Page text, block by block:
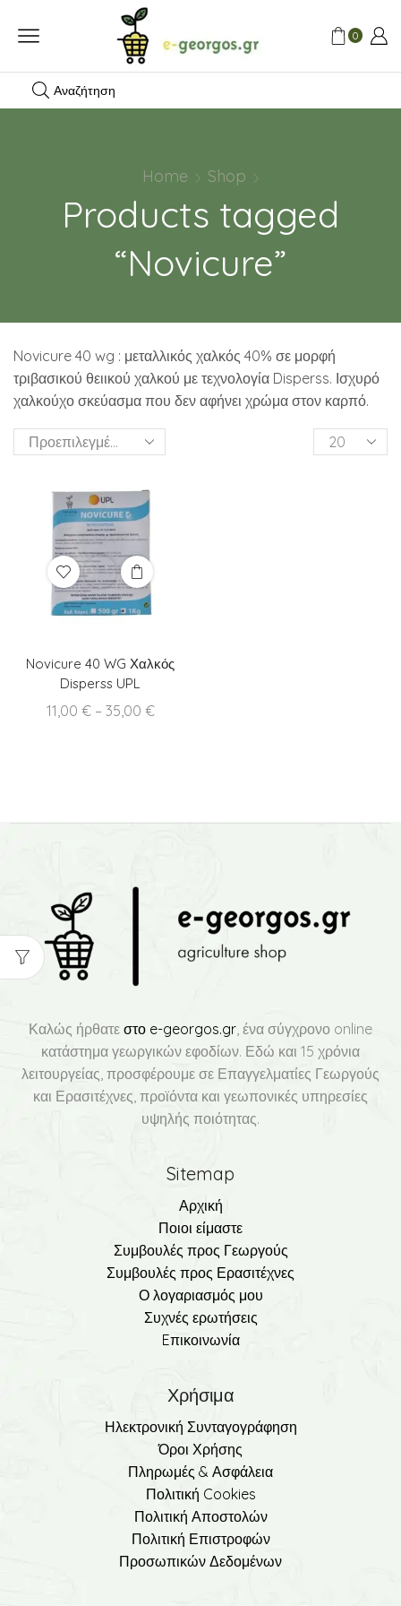
0
Αναζήτηση
Home Shop
Products tagged
“Novicure”
Novicure 40 wg : μεταλλικός χαλκός 40% σε μορφή
τριβασικού θειικού χαλκού με τεχνολογία Disperss. Ισχυρό
χαλκούχο σκεύασμα που δεν αφήνει χρώμα στον καρπό.
Products
per
Novicure 40 WG Χαλκός
Disperss UPL
11,00 € – 35,00 €Price
Καλώς ήρθατε στο e-georgos.gr , ένα σύγχρονο online
κατάστημα γεωργικών εφοδίων. Εδώ και 15 χρόνια
λειτουργείας, προσφέρουμε σε Επαγγελματίες Γεωργούς
και Ερασιτέχνες, προϊόντα και γεωπονικές υπηρεσίες
υψηλής ποιότητας.
Sitemap
Αρχική
Ποιοι είμαστε
Συμβουλές προς Γεωργούς
Συμβουλές προς Ερασιτέχνες
Ο λογαριασμός μου
Συχνές ερωτήσεις
Eπικοινωνία
Χρήσιμα
Ηλεκτρονική Συνταγογράφηση
Όροι Χρήσης
Πληρωμές & Ασφάλεια
Πολιτική Cookies
Πολιτική Αποστολών
Πολιτική Επιστροφών
Προσωπικών Δεδομένων